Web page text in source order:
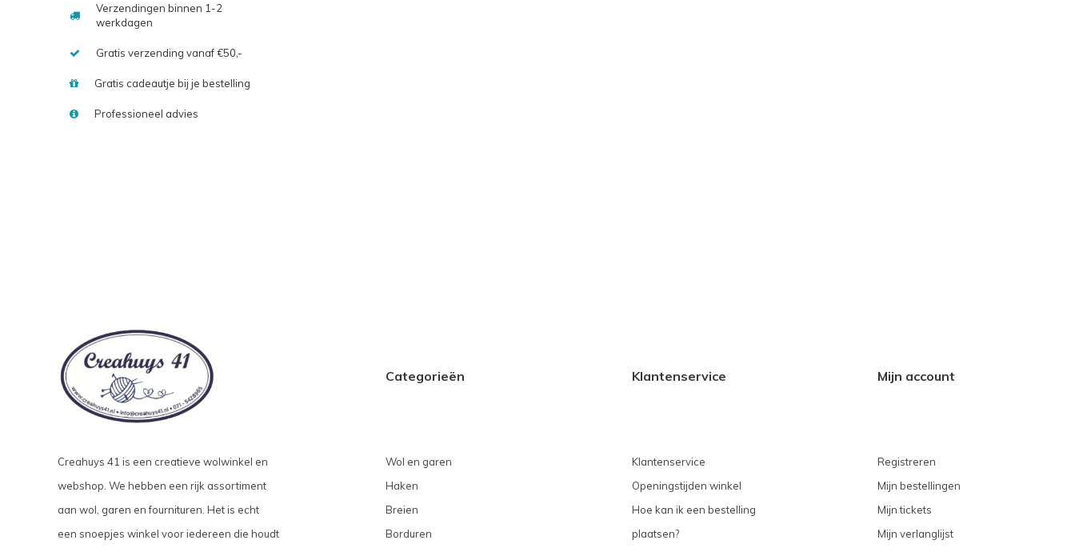
Verzendingen binnen 1-2
werkdagen
Gratis verzending vanaf €50,-
Gratis cadeautje bij je bestelling
Professioneel advies
Creahuys 41 is een creatieve wolwinkel en
webshop. We hebben een rijk assortiment
aan wol, garen en fournituren. Het is echt
een snoepjes winkel voor iedereen die houdt
Categorieën
Wol en garen
Haken
Breien
Borduren
Klantenservice
Klantenservice
Openingstijden winkel
Hoe kan ik een bestelling
plaatsen?
Mijn account
Registreren
Mijn bestellingen
Mijn tickets
Mijn verlanglijst